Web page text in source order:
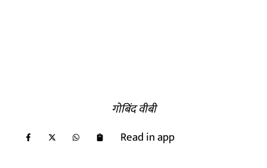
गोबिंद वीबी
Read in app